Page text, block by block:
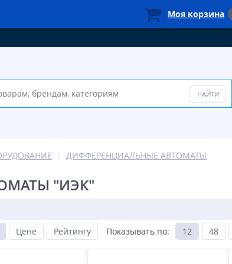
ДИФФЕРЕНЦИАЛЬНЫЕ АВТОМАТЫ
"ИЭК"
Цене Рейтингу Показывать по: 12 48
Моя корзина